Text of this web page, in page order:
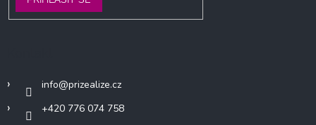
info@prizealize.cz
+420 776 074 758